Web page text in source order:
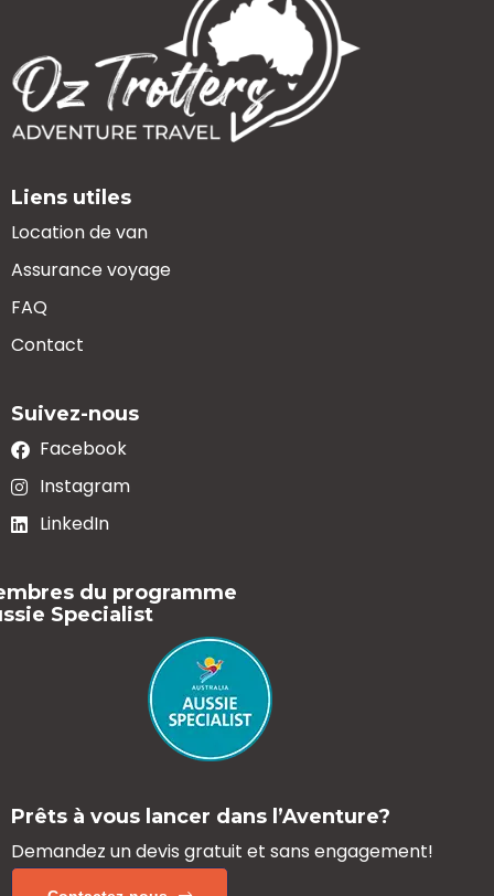
Liens utiles
Location de van
Assurance voyage
FAQ
Contact
Suivez-nous
Facebook
Instagram
LinkedIn
du programme
Specialist
Prêts à vous lancer dans l’Aventure?
Demandez un devis gratuit et sans engagement!